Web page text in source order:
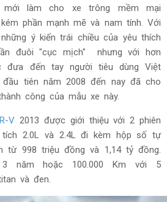
mới làm cho xe trông mềm mại
phần mạnh mẽ và nam tính. Với
ý kiến trái chiều của yêu thích
đuôi "cục mịch" nhưng với hơn
đưa đến tay người tiêu dùng Việt
tiên năm 2008 đến nay đã cho
công của mẫu xe này.
V 2013 được giới thiệu với 2 phiên
2.0L và 2.4L đi kèm hộp số tự
từ 998 triệu đồng và 1,14 tỷ đồng.
năm hoặc 100.000 Km với 5
và đen.